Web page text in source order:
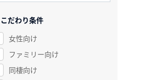
こだわり条件
女性向け
ファミリー向け
同棲向け